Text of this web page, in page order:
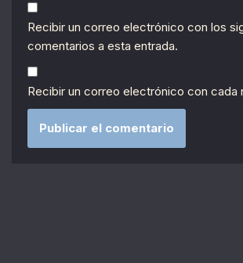
Recibir un correo electrónico con los
comentarios a esta entrada.
Recibir un correo electrónico con cada